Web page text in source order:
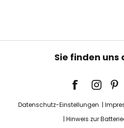
Sie finden uns
Datenschutz-Einstellungen
Hinweis zur